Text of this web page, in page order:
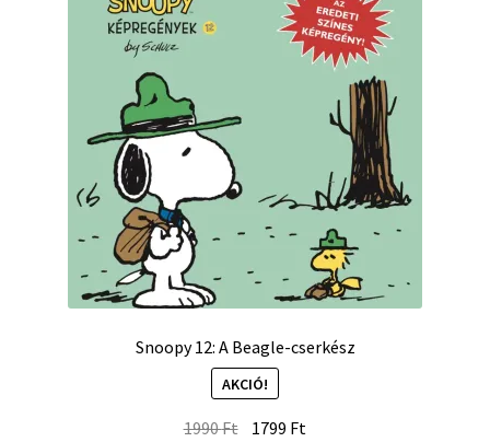
Snoopy 12: A Beagle-cserkész
AKCIÓ!
1990Ft 1799 Ft